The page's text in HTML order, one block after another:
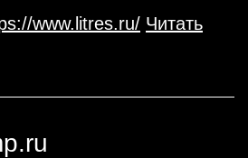
www.litres.ru/ Читать